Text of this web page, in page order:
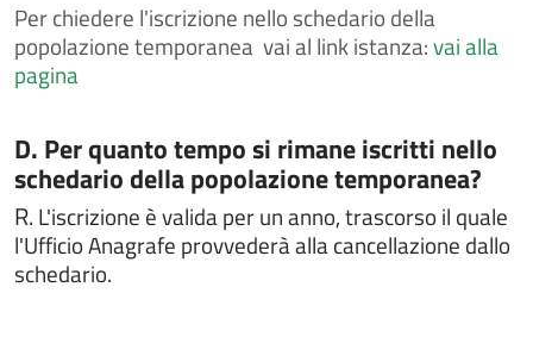
Comunicare i dati del conducente o del locatario a
seguito di un accertamento di violazione
Contestazioni e ricorsi a verbali o atti di
Contributo per il superamento e l'eliminazione di
barriere architettoniche in edifici privati
Contributo per l’acquisto di libri di testo
Costituire un'unione civile
Denuncia di smarrimento sottrazione distruzione
Perchiedere l'iscrizione nello schedario della
popolazione temporanea vai al link istanza:vai alla
pagina
Categoria:
D. Per quanto tempo si rimane iscritti nello
schedario della popolazione temporanea?
R. L'iscrizione è valida per un anno, trascorso il quale
l'Ufficio Anagrafe provvederà alla cancellazione dallo
schedario.